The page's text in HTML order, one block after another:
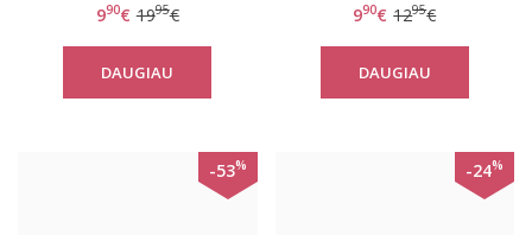
WHPM
990€ 1995€
DAUGIAU
990€ 1295€
DAUGIAU
-53% -24%